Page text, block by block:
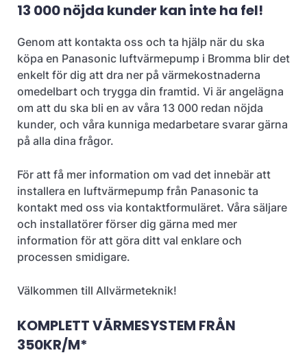
13 000 nöjda kunder kan inte ha fel!
Genom att kontakta oss och ta hjälp när du ska
köpa en Panasonic luftvärmepump i Bromma blir det
enkelt för dig att dra ner på värmekostnaderna
omedelbart och trygga din framtid. Vi är angelägna
om att du ska bli en av våra 13 000 redan nöjda
kunder, och våra kunniga medarbetare svarar gärna
på alla dina frågor.
För att få mer information om vad det innebär att
installera en luftvärmepump från Panasonic ta
kontakt med oss via kontaktformuläret. Våra säljare
och installatörer förser dig gärna med mer
information för att göra ditt val enklare och
processen smidigare.
Välkommen till Allvärmeteknik!
KOMPLETT VÄRMESYSTEM FRÅN
350KR/M*